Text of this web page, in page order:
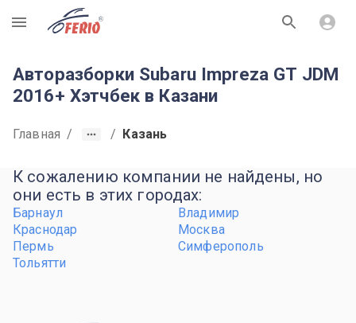
R
Авторазборки Subaru Impreza GT JDM
2016+ Хэтчбек в Казани
Главная / / Казань
К сожалению компании не найдены, но
они есть в этих городах:
Барнаул
Владимир
Краснодар
Москва
Пермь
Симферополь
Тольятти